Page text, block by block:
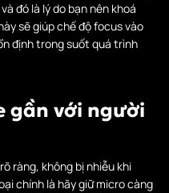
đó là lý do bạn nên khoá
sẽ giúp chế độ focus vào
định trong suốt quá trình
gần với người
ràng, không bị nhiễu khi
chính là hãy giữ micro càng